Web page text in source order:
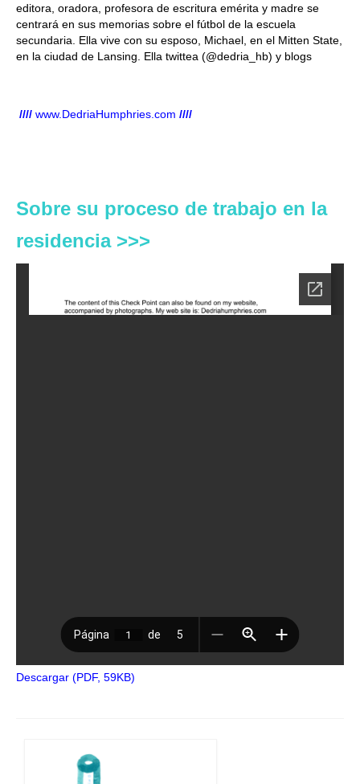
editora, oradora, profesora de escritura emérita y madre se
centrará en sus memorias sobre el fútbol de la escuela
secundaria. Ella vive con su esposo, Michael, en el Mitten State,
en la ciudad de Lansing. Ella twittea (@dedria_hb) y blogs
//// www.DedriaHumphries.com ////
Sobre su proceso de trabajo en la
residencia >>>
Descargar (PDF, 59KB)